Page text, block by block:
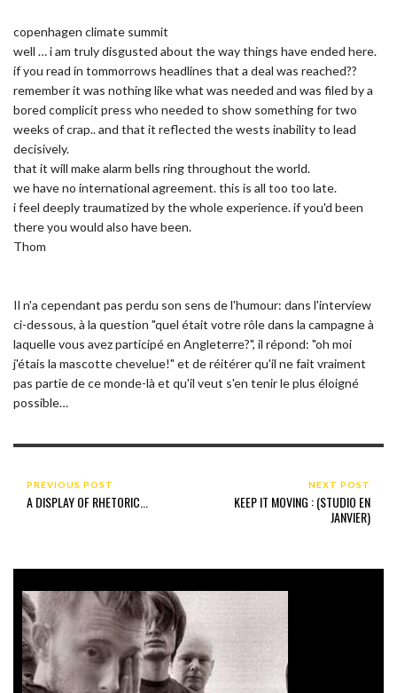
copenhagen climate summit
well … i am truly disgusted about the way things have ended here.
if you read in tommorrows headlines that a deal was reached??
remember it was nothing like what was needed and was filed by a
bored complicit press who needed to show something for two
weeks of crap.. and that it reflected the wests inability to lead
decisively.
that it will make alarm bells ring throughout the world.
we have no international agreement. this is all too too late.
i feel deeply traumatized by the whole experience. if you'd been
there you would also have been.
Thom
Il n'a cependant pas perdu son sens de l'humour: dans l'interview
ci-dessous, à la question "quel était votre rôle dans la campagne à
laquelle vous avez participé en Angleterre?", il répond: "oh moi
j'étais la mascotte chevelue!" et de réitérer qu'il ne fait vraiment
pas partie de ce monde-là et qu'il veut s'en tenir le plus éloigné
possible…
PREVIOUS POST
A DISPLAY OF RHETORIC...
NEXT POST
KEEP IT MOVING : (STUDIO EN
JANVIER)